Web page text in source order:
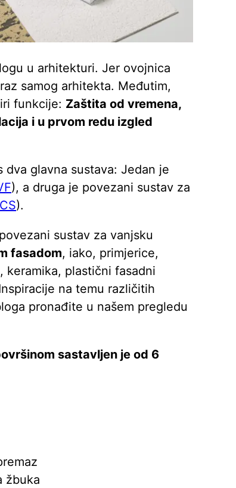
u arhitekturi. Jer ovojnica
samog arhitekta. Međutim,
funkcije: Zaštita od vremena,
i u prvom redu izgled
glavna sustava: Jedan je
), a druga je povezani sustav za
).
sustav za vanjsku
fasadom, iako, primjerice,
keramika, plastični fasadni
na temu različitih
pronađite u našem pregledu
sastavljen je od 6
žbuka